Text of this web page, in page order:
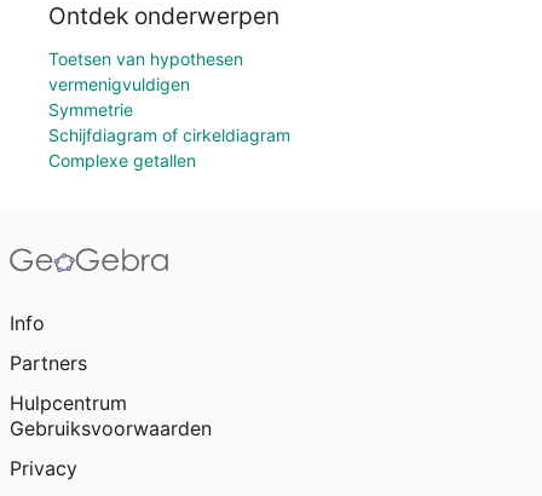
Ontdek onderwerpen
Toetsen van hypothesen
vermenigvuldigen
Symmetrie
Schijfdiagram of cirkeldiagram
Complexe getallen
Info
Partners
Hulpcentrum
Gebruiksvoorwaarden
Privacy